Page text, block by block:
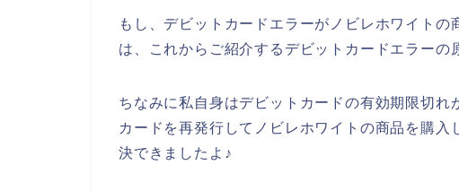
もし、デビットカードエラーがノビレホワイト
は、これからご紹介するデビットカードエラーの
ちなみに私自身はデビットカードの有効期限切れ
カードを再発行してノビレホワイトの商品を購
決できましたよ♪